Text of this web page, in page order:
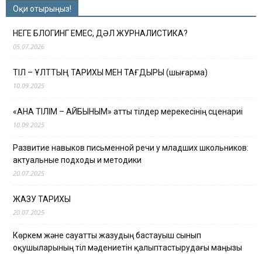
Оқи отырыңыз!
НЕГЕ БЛОГИНГ ЕМЕС, ДӘЛ ЖУРНАЛИСТИКА?
05.07.2026
ТІЛ – ҰЛТТЫҢ ТАРИХЫ МЕН ТАҒДЫРЫ (шығарма)
10.09.2025
«АНА ТІЛІМ – АЙБЫНЫМ» атты тілдер мерекесінің сценариі
10.09.2025
Развитие навыков письменной речи у младших школьников:
актуальные подходы и методики
20.07.2025
ЖАЗУ ТАРИХЫ
20.07.2025
Көркем және сауатты жазудың бастауыш сынып
оқушыларының тіл мәдениетін қалыптастырудағы маңызы